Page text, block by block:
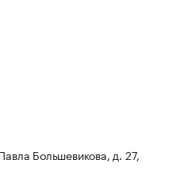
Большевикова, д. 27,